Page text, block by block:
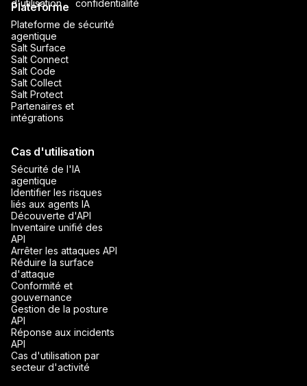
Plateforme
Plateforme de sécurité
agentique
Salt Surface
Salt Connect
Salt Code
Salt Collect
Salt Protect
Partenaires et
intégrations
Cas d'utilisation
Sécurité de l'IA
agentique
Identifier les risques
liés aux agents IA
Découverte d'API
Inventaire unifié des
API
Arrêter les attaques API
Réduire la surface
d'attaque
Conformité et
gouvernance
Gestion de la posture
API
Réponse aux incidents
API
Cas d'utilisation par
secteur d'activité
d'utilisation
confidentialité